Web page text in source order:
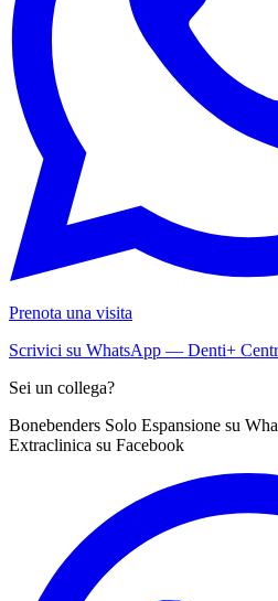
Prenota una visita
Scrivici su WhatsApp — Denti+
Sei un collega?
Bonebenders Solo Espansione su
Extraclinica su Facebook